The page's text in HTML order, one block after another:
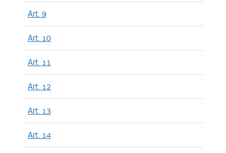
Art. 9
Art. 10
Art. 11
Art. 12
Art. 13
Art. 14